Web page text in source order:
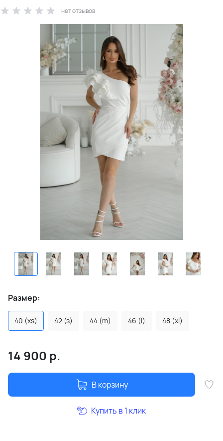
нет отзывов
Размер:
40 (xs) 42 (s) 44 (m) 46 (l) 48 (xl)
14 900 р.
В корзину
Купить в 1 клик